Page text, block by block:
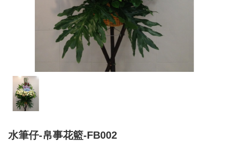
水筆仔-帛事花籃-FB002